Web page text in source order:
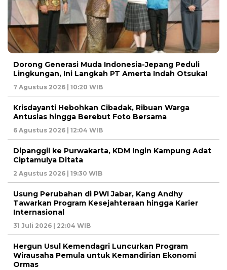
Dorong Generasi Muda Indonesia-Jepang Peduli
Lingkungan, Ini Langkah PT Amerta Indah Otsuka!
7 Agustus 2026 | 10:20 WIB
Krisdayanti Hebohkan Cibadak, Ribuan Warga
Antusias hingga Berebut Foto Bersama
6 Agustus 2026 | 12:04 WIB
Dipanggil ke Purwakarta, KDM Ingin Kampung Adat
Ciptamulya Ditata
2 Agustus 2026 | 19:30 WIB
Usung Perubahan di PWI Jabar, Kang Andhy
Tawarkan Program Kesejahteraan hingga Karier
Internasional
31 Juli 2026 | 22:04 WIB
Hergun Usul Kemendagri Luncurkan Program
Wirausaha Pemula untuk Kemandirian Ekonomi
Ormas